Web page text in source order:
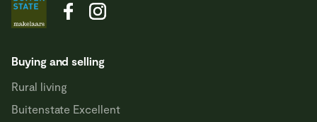
Buying and selling
Rural living
Buitenstate Excellent